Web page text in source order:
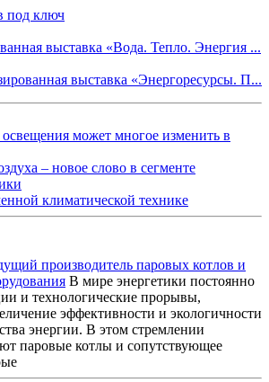
под ключ
выставка «Вода. Тепло. Энергия ...
выставка «Энергоресурсы. П...
может многое изменить в
– новое слово в сегменте
климатической технике
производитель паровых котлов и
В мире энергетики постоянно
и технологические прорывы,
эффективности и экологичности
энергии. В этом стремлении
паровые котлы и сопутствующее